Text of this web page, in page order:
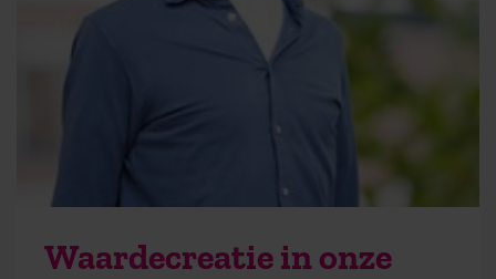
Waardecreatie in onze